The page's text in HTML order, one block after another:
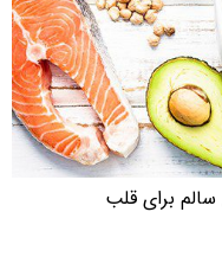
برای قلب